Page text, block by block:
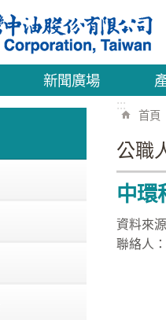
新聞廣場
:::
首頁
公職
中環
資料來
聯絡人